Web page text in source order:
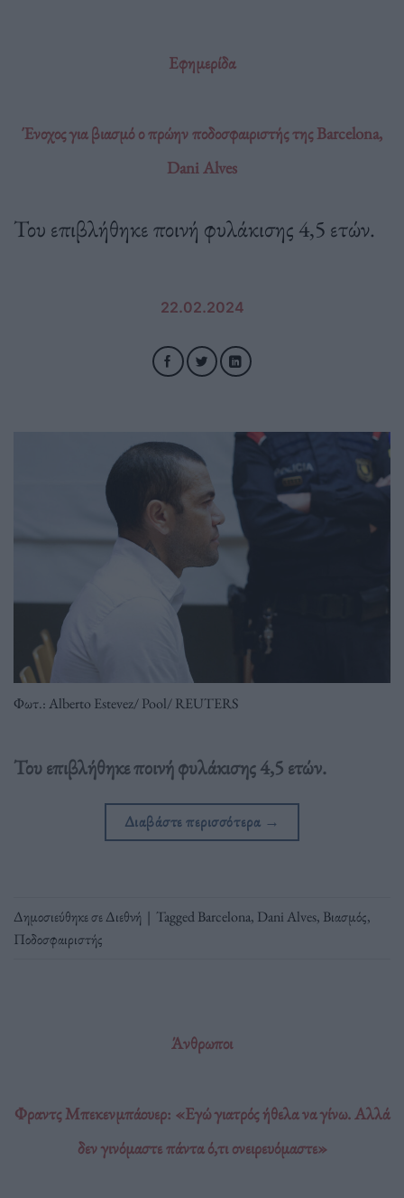
Εφημερίδα
Ένοχος για βιασμό ο πρώην ποδοσφαιριστής της Barcelona,
Dani Alves
Του επιβλήθηκε ποινή φυλάκισης 4,5 ετών.
22.02.2024
Φωτ.: Alberto Estevez/ Pool/ REUTERS
Του επιβλήθηκε ποινή φυλάκισης 4,5 ετών.
Διαβάστε περισσότερα →
Δημοσιεύθηκε σεΔιεθνή | TaggedBarcelona, Dani Alves, Βιασμός,
Ποδοσφαιριστής
Άνθρωποι
Φραντς Μπεκενμπάουερ: «Εγώ γιατρός ήθελα να γίνω. Αλλά
δεν γινόμαστε πάντα ό,τι ονειρευόμαστε»